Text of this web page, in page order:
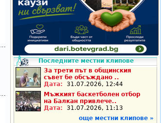
Последните местни клипове
За трети път в общинския
съвет бе обсъждано ..
Дата:
31.07.2026, 12:44
Мъжкият баскетболен отбор
на Балкан привлече..
Дата:
31.07.2026, 11:13
още местни клипове »